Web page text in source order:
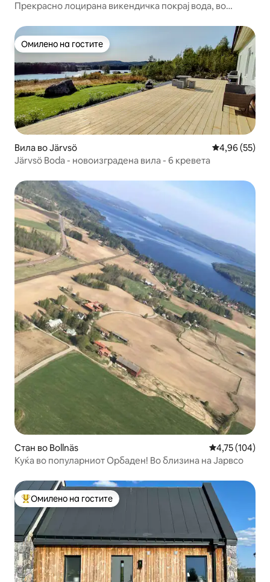
Прекрасно лоцирана викендичка покрај вода, во
Омилено на гостите
Омилено на гостите
Вила во Järvsö Просечна
4,96 (55)
Järvsö Boda - новоизградена вила - 6 кревета
Стан во Bollnäs Просечна
4,75 (104)
Куќа во популарниот Орбаден! Во близина на Јарвсо
Меѓу најуспешните „Омилени на гостите“
Омилено на гостите